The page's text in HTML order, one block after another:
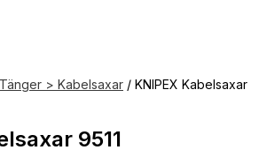
> Kabelsaxar / KNIPEX Kabelsaxar
9511